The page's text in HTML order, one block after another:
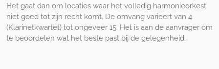
Het gaat dan om locaties waar het volledig harmonieorkest
niet goed tot zijn recht komt. De omvang varieert van 4
(Klarinetkwartet) tot ongeveer 15. Het is aan de aanvrager om
te beoordelen wat het beste past bij de gelegenheid.